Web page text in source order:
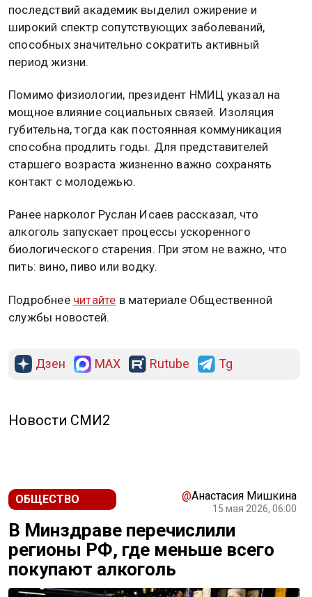
последствий академик выделил ожирение и
широкий спектр сопутствующих заболеваний,
способных значительно сократить активный
период жизни.
Помимо физиологии, президент НМИЦ указал на
мощное влияние социальных связей. Изоляция
губительна, тогда как постоянная коммуникация
способна продлить годы. Для представителей
старшего возраста жизненно важно сохранять
контакт с молодежью.
Ранее нарколог Руслан Исаев рассказал, что
алкоголь запускает процессы ускоренного
биологического старения. При этом не важно, что
пить: вино, пиво или водку.
Подробнее читайте в материале Общественной
службы новостей.
Дзен MAX Rutube Tg
Новости СМИ2
ОБЩЕСТВО @Анастасия Мишкина
15 мая 2026, 06:00
В Минздраве перечислили
регионы РФ, где меньше всего
покупают алкоголь